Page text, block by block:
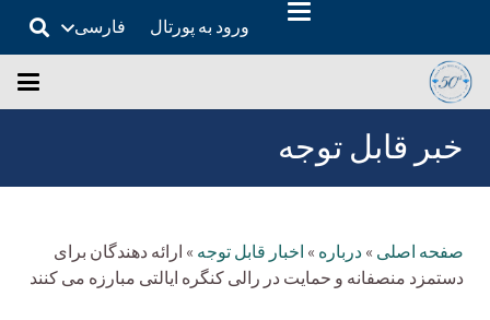
ورود به پورتال فارسی
خبر قابل توجه
صفحه اصلی »درباره » اخبار قابل توجه » ارائه دهندگان برای
دستمزد منصفانه و حمایت در رالی کنگره ایالتی مبارزه می کنند